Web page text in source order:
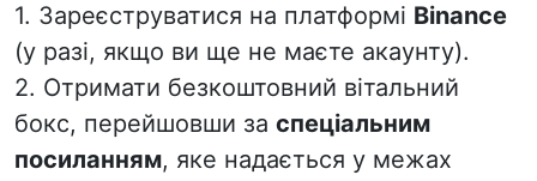
1. Зареєструватися на платформі Binance
(у разі, якщо ви ще не маєте акаунту).
2. Отримати безкоштовний вітальний
бокс, перейшовши за спеціальним
посиланням, яке надається у межах